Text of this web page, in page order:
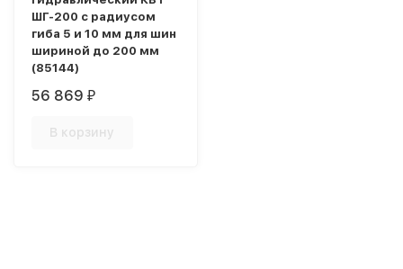
ШГ-200 с радиусом
гиба 5 и 10 мм для шин
шириной до 200 мм
(85144)
56 869₽
В корзину